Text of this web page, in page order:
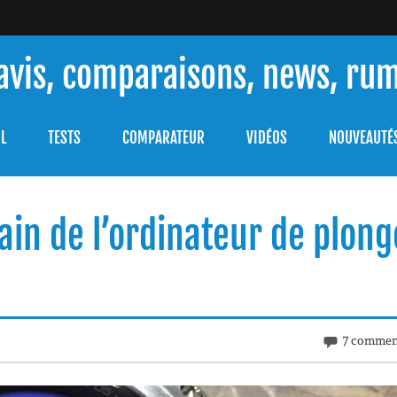
comparaisons, news,
TESTS COMPARATEUR VIDÉOS
de l’ordinateur de
7